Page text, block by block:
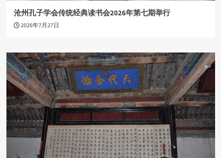
沧州孔子学会传统经典读书会2026年第七期举行
2026年7月27日